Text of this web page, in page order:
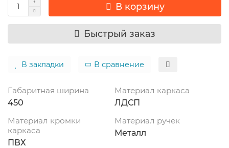
В корзину
Быстрый заказ
В закладки В сравнение
Габаритная ширина
450
Материал каркаса
ЛДСП
Материал кромки
каркаса
ПВХ
Материал ручек
Металл